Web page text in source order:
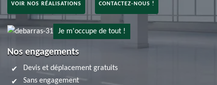
VOIR NOS RÉALISATIONS CONTACTEZ-NOUS !
Je m'occupe de tout !
Nos engagements
Devis et déplacement gratuits
Sans engagement